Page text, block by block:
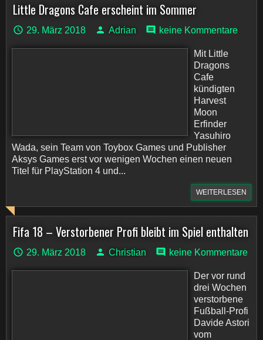
Little Dragons Cafe erscheint im Sommer
29. März 2018 Adrian keine Kommentare
Mit Little
Dragons
Cafe
kündigten
Harvest
Moon
Erfinder
Yasuhiro
Wada, sein Team von Toybox Games und Publisher
Aksys Games erst vor wenigen Wochen einen neuen
Titel für PlayStation 4 und...
WEITERLESEN
Fifa 18 – Verstorbener Profi bleibt im Spiel enthalten
29. März 2018 Christian keine Kommentare
Der vor rund
drei Wochen
verstorbene
Fußball-Profi
Davide Astori
vom